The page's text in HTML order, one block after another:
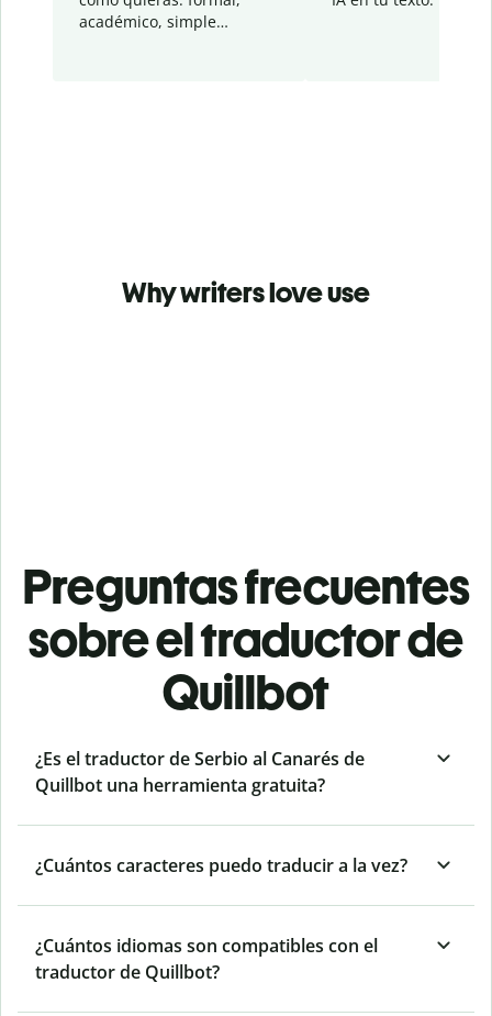
académico, simple…
Why writers love use
Preguntas frecuentes
sobre el traductor de
Quillbot
¿Es el traductor de Serbio al Canarés de
Quillbot una herramienta gratuita?
¿Cuántos caracteres puedo traducir a la vez?
¿Cuántos idiomas son compatibles con el
traductor de Quillbot?